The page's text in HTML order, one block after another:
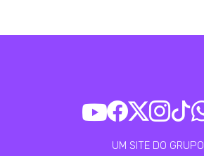
UM SITE DO GRUPO